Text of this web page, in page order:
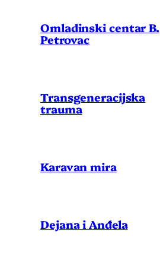
Omladinski centar B.
Petrovac
Transgeneracijska
trauma
Karavan mira
Dejana i Anđela